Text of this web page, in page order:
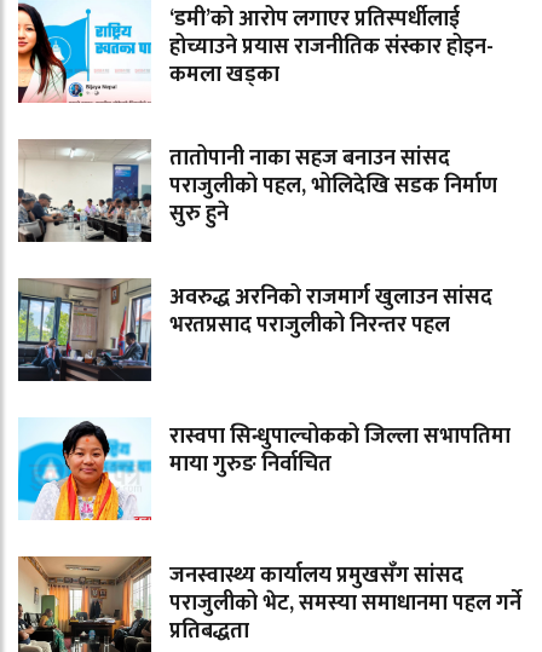
‘डमी’को आरोप लगाएर प्रतिस्पर्धीलाई
होच्याउने प्रयास राजनीतिक संस्कार होइन-
कमला खड्का
तातोपानी नाका सहज बनाउन सांसद
पराजुलीको पहल, भोलिदेखि सडक निर्माण
सुरु हुने
अवरुद्ध अरनिको राजमार्ग खुलाउन सांसद
भरतप्रसाद पराजुलीको निरन्तर पहल
रास्वपा सिन्धुपाल्चोकको जिल्ला सभापतिमा
माया गुरुङ निर्वाचित
जनस्वास्थ्य कार्यालय प्रमुखसँग सांसद
पराजुलीको भेट, समस्या समाधानमा पहल गर्ने
प्रतिबद्धता